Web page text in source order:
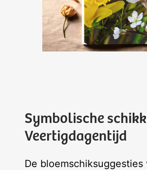
Symbolische
Veertigdagentijd
De bloemschiksuggesties